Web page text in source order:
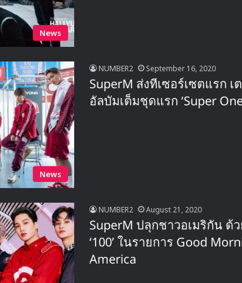
News
News
NUMBER2 September 16, 2020
SuperM ส่งทีเซอร์เซตแรก เ
อัลบัมเต็มชุดแรก ‘Super
NUMBER2 August 21, 2020
SuperM ปลุกชาวอเมริกัน ด้ว
‘100’ ในรายการ Good
America